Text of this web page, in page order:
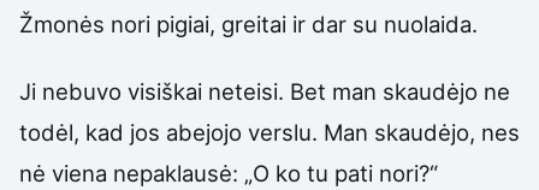
Žmonės nori pigiai, greitai ir dar su nuolaida.
Ji nebuvo visiškai neteisi. Bet man skaudėjo ne
todėl, kad jos abejojo verslu. Man skaudėjo, nes
nė viena nepaklausė: „O ko tu pati nori?“